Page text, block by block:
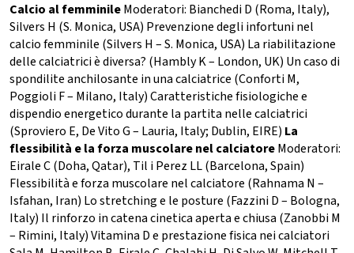
Calcio al femminileModeratori: Bianchedi D (Roma, Italy),
Silvers H (S. Monica, USA) Prevenzione degli infortuni nel
calcio femminile (Silvers H – S. Monica, USA) La riabilitazione
delle calciatrici è diversa? (Hambly K – London, UK) Un caso di
spondilite anchilosante in una calciatrice (Conforti M,
Poggioli F – Milano, Italy) Caratteristiche fisiologiche e
dispendio energetico durante la partita nelle calciatrici
(Sproviero E, De Vito G – Lauria, Italy; Dublin, EIRE) La
flessibilità e la forza muscolare nel calciatoreModeratori:
Eirale C (Doha, Qatar), Til i Perez LL (Barcelona, Spain)
Flessibilità e forza muscolare nel calciatore (Rahnama N –
Isfahan, Iran) Lo stretching e le posture (Fazzini D – Bologna,
Italy) Il rinforzo in catena cinetica aperta e chiusa (Zanobbi M
– Rimini, Italy) Vitamina D e prestazione fisica nei calciatori